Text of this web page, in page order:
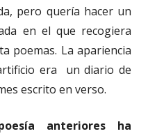
pero quería hacer un
en el que recogiera
poemas. La apariencia
era un diario de
escrito en verso.
anteriores ha